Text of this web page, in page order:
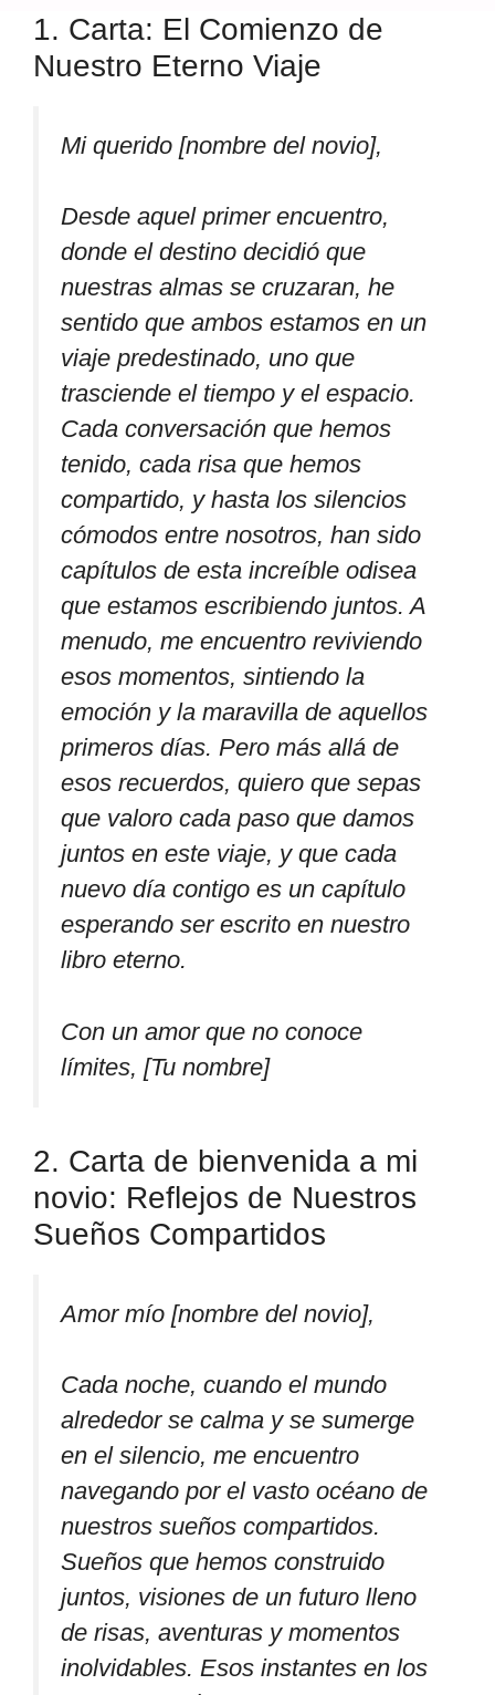
1. Carta: El Comienzo de
Nuestro Eterno Viaje
Mi querido [nombre del novio],
Desde aquel primer encuentro,
donde el destino decidió que
nuestras almas se cruzaran, he
sentido que ambos estamos en un
viaje predestinado, uno que
trasciende el tiempo y el espacio.
Cada conversación que hemos
tenido, cada risa que hemos
compartido, y hasta los silencios
cómodos entre nosotros, han sido
capítulos de esta increíble odisea
que estamos escribiendo juntos. A
menudo, me encuentro reviviendo
esos momentos, sintiendo la
emoción y la maravilla de aquellos
primeros días. Pero más allá de
esos recuerdos, quiero que sepas
que valoro cada paso que damos
juntos en este viaje, y que cada
nuevo día contigo es un capítulo
esperando ser escrito en nuestro
libro eterno.
Con un amor que no conoce
límites, [Tu nombre]
2. Carta de bienvenida a mi
novio: Reflejos de Nuestros
Sueños Compartidos
Amor mío [nombre del novio],
Cada noche, cuando el mundo
alrededor se calma y se sumerge
en el silencio, me encuentro
navegando por el vasto océano de
nuestros sueños compartidos.
Sueños que hemos construido
juntos, visiones de un futuro lleno
de risas, aventuras y momentos
inolvidables. Esos instantes en los